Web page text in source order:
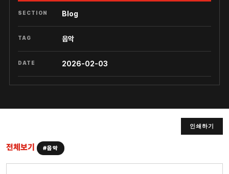
SECTION Blog
TAG 음악
DATE 2026-02-03
인쇄하기
전체보기 #음악